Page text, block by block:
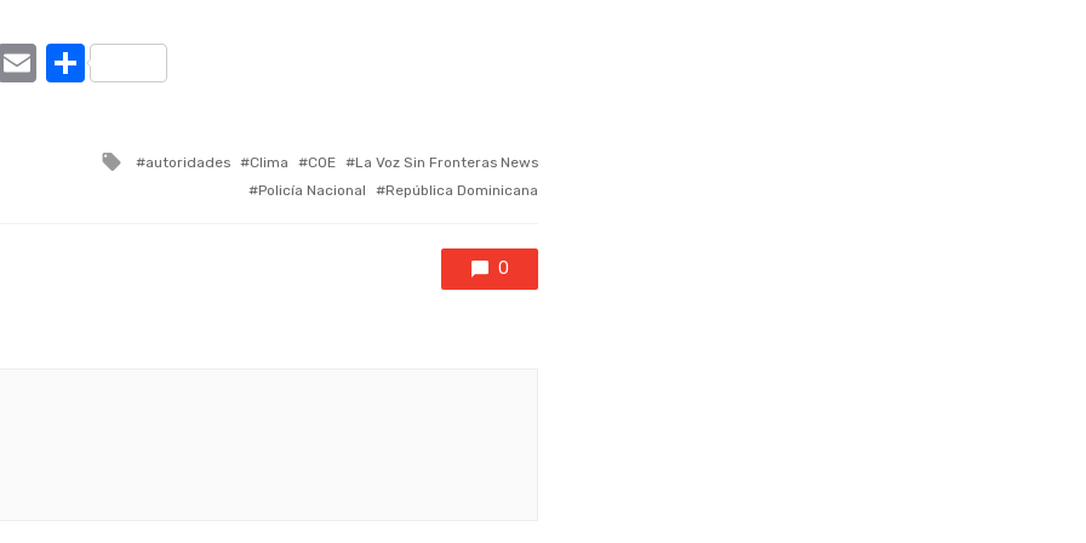
EmailCompartir
Tagged
autoridades Clima COE
La Voz Sin Fronteras News
Policía Nacional
República Dominicana
0